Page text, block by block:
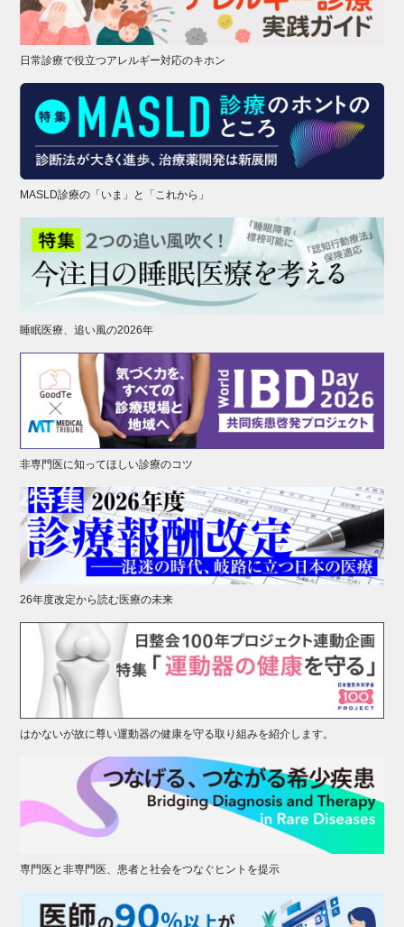
日常診療で役立つアレルギー対応のキホン
MASLD診療の「いま」と「これから」
睡眠医療、追い風の2026年
非専門医に知ってほしい診療のコツ
26年度改定から読む医療の未来
はかないが故に尊い運動器の健康を守る取り組みを紹介します。
専門医と非専門医、患者と社会をつなぐヒントを提示